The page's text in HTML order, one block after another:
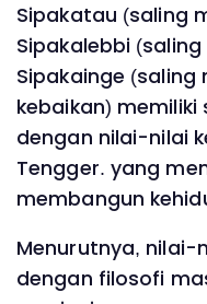
Sipakatau (saling
Sipakalebbi
Sipakainge
kebaikan)
dengan nilai-nilai
Tengger. yang
membangun
Menurutnya,
dengan filosofi